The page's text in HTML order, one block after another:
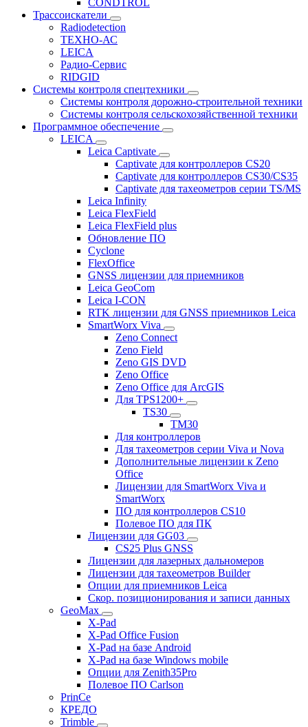
Трассоискатели
Radiodetection
ТЕХНО-АС
LEICA
Радио-Сервис
RIDGID
Системы контроля спецтехники
Системы контроля дорожно-строительной техники
Системы контроля сельскохозяйственной техники
Программное обеспечение
LEICA
Leica Captivate
Captivate для контроллеров CS20
Captivate для контроллеров CS30/CS35
Captivate для тахеометров серии TS/MS
Leica Infinity
Leica FlexField
Leica FlexField plus
Обновление ПО
Cyclone
FlexOffice
GNSS лицензии для приемников
Leica GeoCom
Leica I-CON
RTK лицензии для GNSS приемников Leica
SmartWorx Viva
Zeno Connect
Zeno Field
Zeno GIS DVD
Zeno Office
Zeno Office для ArcGIS
Для TPS1200+
TS30
TM30
Для контроллеров
Для тахеометров серии Viva и Nova
Дополнительные лицензии к Zeno
Office
Лицензии для SmartWorx Viva и
SmartWorx
ПО для контроллеров CS10
Полевое ПО для ПК
Лицензии для GG03
CS25 Plus GNSS
Лицензии для лазерных дальномеров
Лицензии для тахеометров Builder
Опции для приемников Leica
Скор. позиционирования и записи данных
GeoMax
X-Pad
X-Pad Office Fusion
X-Pad на базе Android
X-Pad на базе Windows mobile
Опции для Zenith35Pro
Полевое ПО Carlson
PrinCe
КРЕДО
Trimble